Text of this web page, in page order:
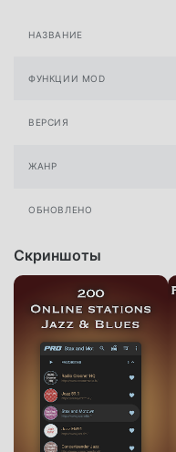
НАЗВАНИЕ
ФУНКЦИИ MOD
ВЕРСИЯ
ЖАНР
ОБНОВЛЕНО
Скриншоты